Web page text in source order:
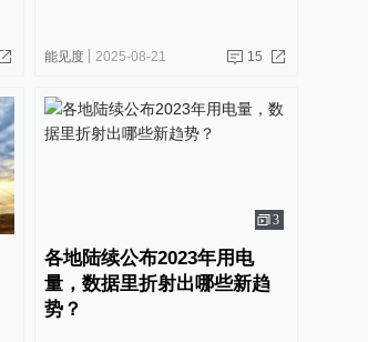
能见度 2025-08-21 15
3
各地陆续公布2023年用电
量，数据里折射出哪些新趋
势？